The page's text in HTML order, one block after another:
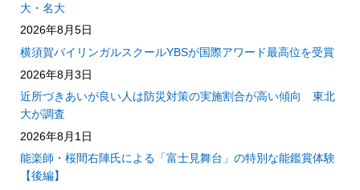
大・名大
2026年8月5日
横須賀バイリンガルスクールYBSが国際アワード最高位を受賞
2026年8月3日
近所づきあいが良い人は防災対策の実施割合が高い傾向 東北
大が調査
2026年8月1日
能楽師・桜間右陣氏による「富士見舞台」の特別な能鑑賞体験
【後編】